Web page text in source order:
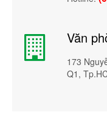
Văn
173
Q1,